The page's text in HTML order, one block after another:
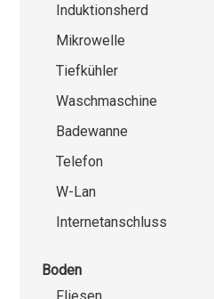
Induktionsherd
Mikrowelle
Tiefkühler
Waschmaschine
Badewanne
Telefon
W-Lan
Internetanschluss
Boden